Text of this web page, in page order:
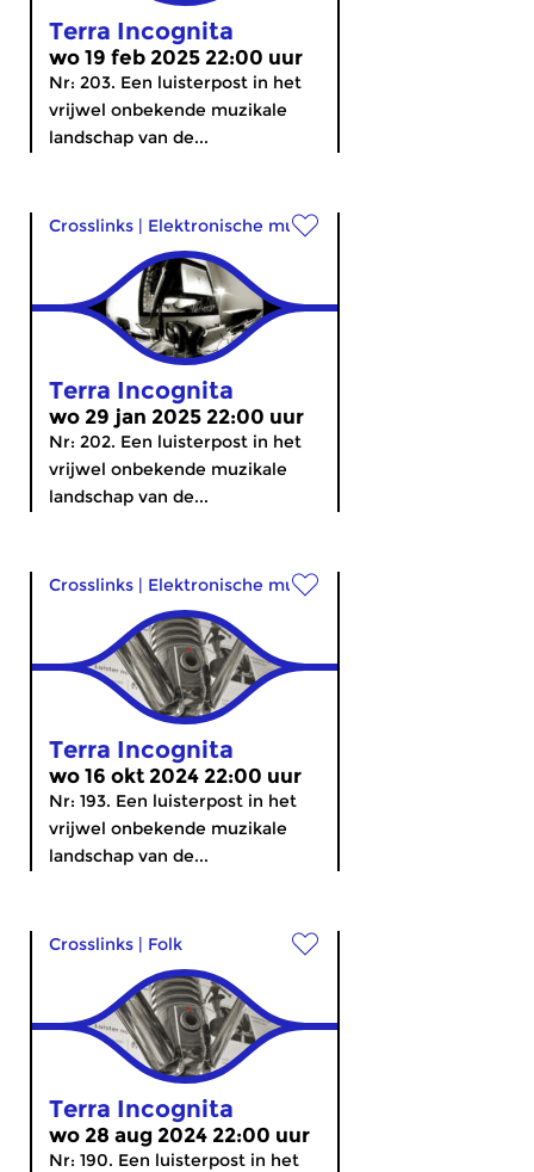
Terra Incognita
wo 19 feb 2025 22:00 uur
Nr: 203. Een luisterpost in het
vrijwel onbekende muzikale
landschap van de...
Crosslinks | Elektronische muziek
Terra Incognita
wo 29 jan 2025 22:00 uur
Nr: 202. Een luisterpost in het
vrijwel onbekende muzikale
landschap van de...
Crosslinks | Elektronische muziek
Terra Incognita
wo 16 okt 2024 22:00 uur
Nr: 193. Een luisterpost in het
vrijwel onbekende muzikale
landschap van de...
Crosslinks | Folk
Terra Incognita
wo 28 aug 2024 22:00 uur
Nr: 190. Een luisterpost in het